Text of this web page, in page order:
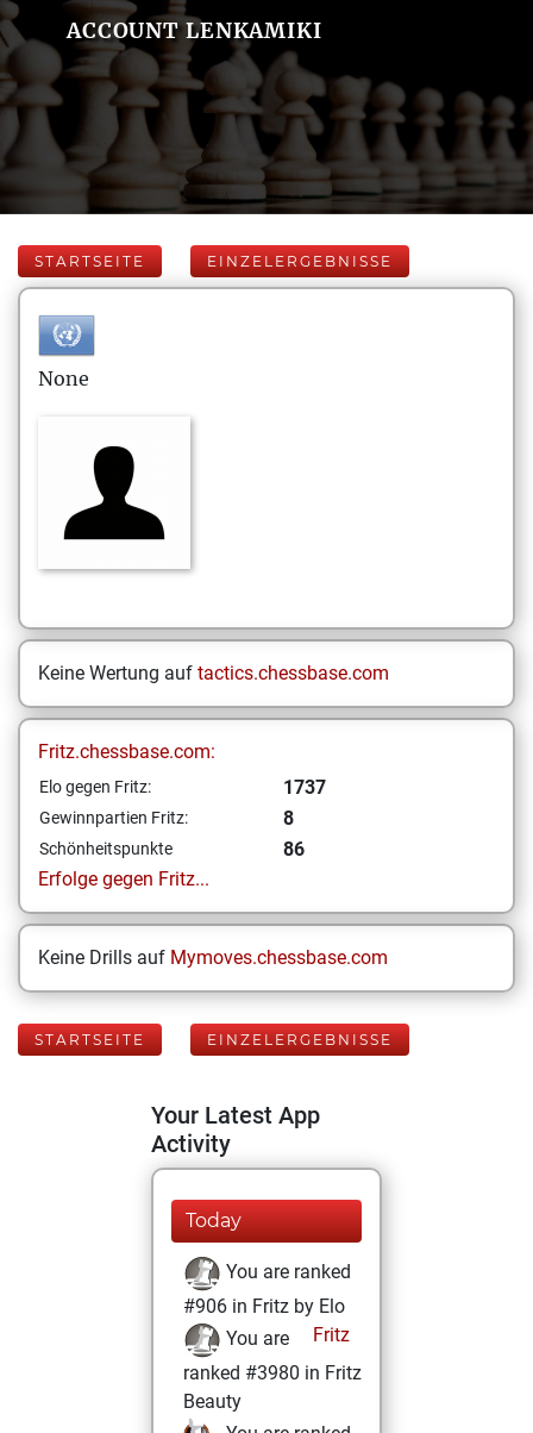
ACCOUNT LENKAMIKI
STARTSEITE EINZELERGEBNISSE
None
Keine Wertung auf tactics.chessbase.com
Fritz.chessbase.com:
Elo gegen Fritz: 1737
Gewinnpartien Fritz: 8
Schönheitspunkte
86
Erfolge gegen Fritz...
Keine Drills auf Mymoves.chessbase.com
STARTSEITE EINZELERGEBNISSE
Your Latest App
Activity
Today
You are ranked
#906 in Fritz by Elo
Fritz
You are
ranked #3980 in Fritz
Beauty